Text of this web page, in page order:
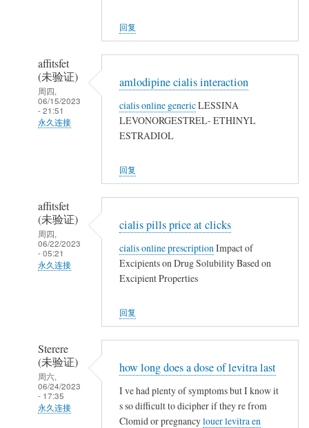
(未
验
证)
回
回复
affitsfet
(未验证)
周四,
06/15/2023
- 21:51
永久连接
(未
验
证)
回
amlodipine cialis interaction
cialis online genericLESSINA
LEVONORGESTREL- ETHINYL
ESTRADIOL
回复
affitsfet
(未验证)
周四,
06/22/2023
- 05:21
永久连接
(未
验
证)
回
cialis pills price at clicks
cialis online prescriptionImpact of
Excipients on Drug Solubility Based on
Excipient Properties
回复
Sterere
(未验证)
周六,
06/24/2023
- 17:35
永久连接
how long does a dose of levitra last
I ve had plenty of symptoms but I know it
s so difficult to dicipher if they re from
Clomid or pregnancylouer levitra en